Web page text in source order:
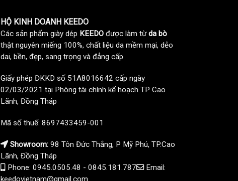
HỘ KINH DOANH KEEDO
Các sản phẩm giày dép KEEDO được làm từda bò
thật nguyên miếng 100%, chất liệu da mềm mại, dẻo
dai, bền, đẹp, sang trọng và đẳng cấp
Giấy phép ĐKKD số 51A8016642 cấp ngày
02/03/2021 tại Phòng tài chính kế hoạch TP Cao
Lãnh, Đồng Tháp
Mã số thuế: 8697433459-001
Showroom: 98 Tôn Đức Thắng, P Mỹ Phú, TP.Cao
Lãnh, Đồng Tháp
Phone: 0945.0505.48 - 0845.181.787
Email:
keedovietnam@gmail.com